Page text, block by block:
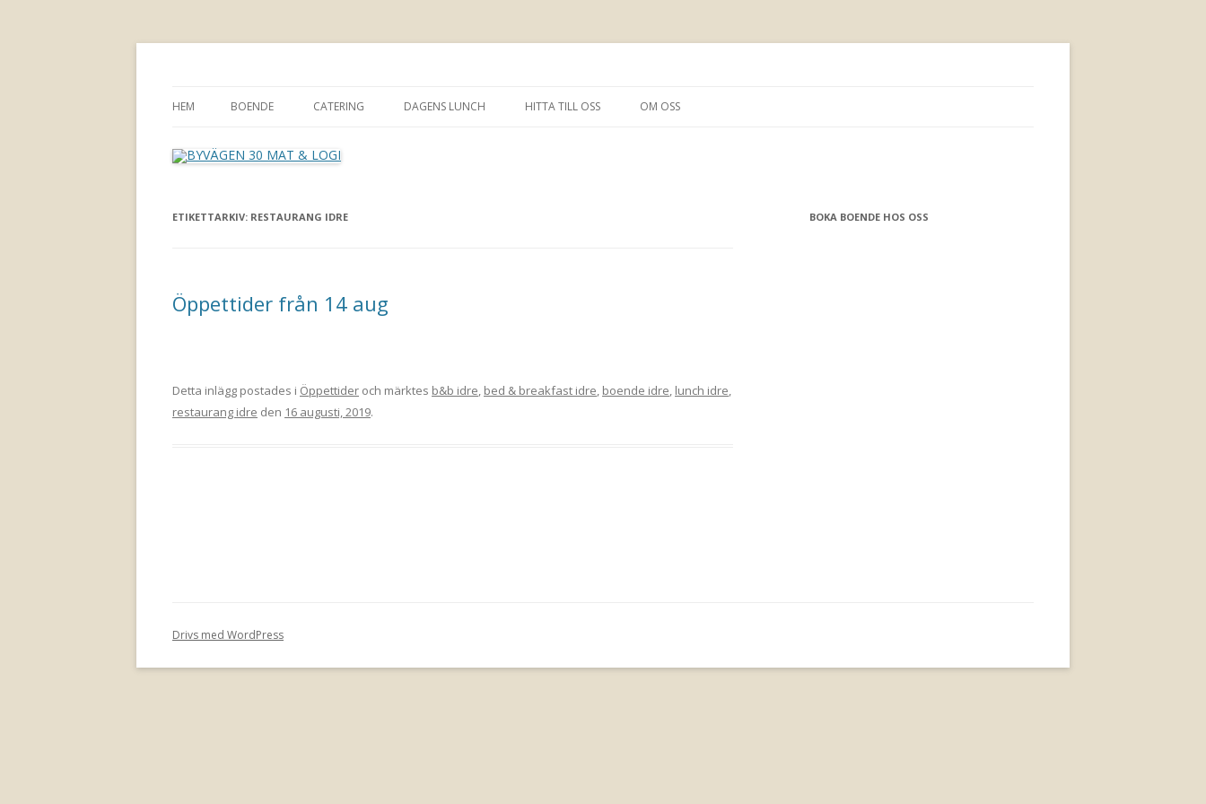
HEM BOENDE CATERING DAGENS LUNCH HITTA TILL OSS OM OSS
ETIKETTARKIV: RESTAURANG IDRE
Öppettider från 14 aug
Detta inlägg postades i Öppettider och märktes b&b idre, bed & breakfast idre, boende idre, lunch idre,
restaurang idre den 16 augusti, 2019.
BOKA BOENDE HOS OSS
Drivs med WordPress